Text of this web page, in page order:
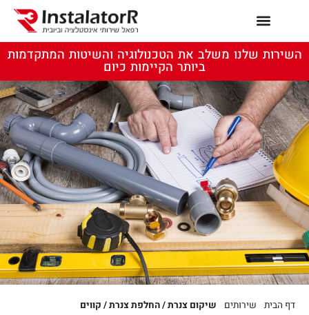
השירות שלנו משלב את הטכנולוגיה והשיטות המתקדמות
ביותר הקיימות כיום
דף הבית שירותים שיקום צנרת / החלפת צנרת / קווים